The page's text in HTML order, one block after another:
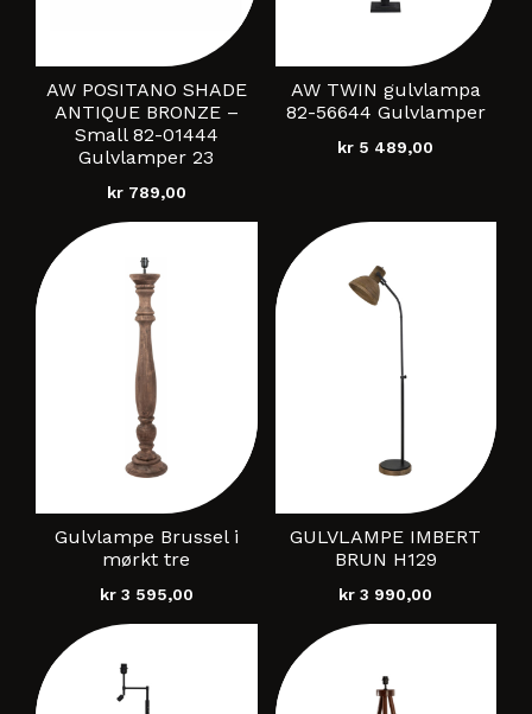
AW POSITANO SHADE
ANTIQUE BRONZE –
Small 82-01444
Gulvlamper 23
kr789,00
AW TWIN gulvlampa
82-56644 Gulvlamper
kr 5 489,00
Gulvlampe Brussel i
mørkt tre
kr3 595,00
GULVLAMPE IMBERT
BRUN H129
kr 3 990,00